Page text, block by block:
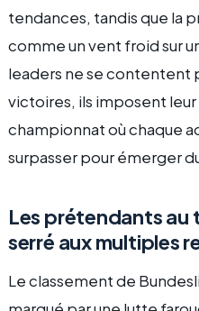
tendances, tandis que la
comme un vent froid sur
leaders ne se contentent
victoires, ils imposent leur
championnat où chaque
surpasser pour émerger
Les prétendants au
serré aux multiples
Le classement de